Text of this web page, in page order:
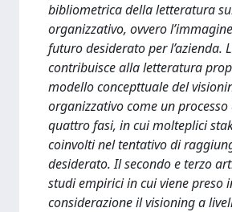
bibliometrica della letteratura
organizzativo, ovvero
futuro desiderato per l’azienda.
contribuisce alla letteratura
modello concepttuale del
organizzativo come un
quattro fasi, in cui molteplici
coinvolti nel tentativo di
desiderato. Il secondo e terzo
studi empirici in cui viene preso
considerazione il visioning a